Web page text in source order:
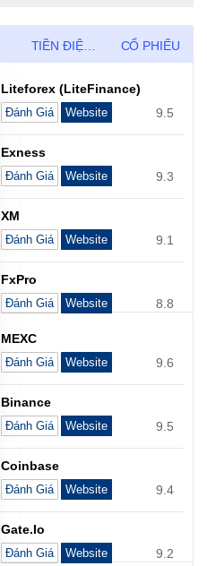
TIỀN ĐIỆN TỬ CỔ PHIẾU
Liteforex (LiteFinance)
Đánh Giá Website 9.5
Exness
Đánh Giá Website 9.3
XM
Đánh Giá Website 9.1
FxPro
Đánh Giá Website 8.8
MEXC
Đánh Giá Website 9.6
Binance
Đánh Giá Website 9.5
Coinbase
Đánh Giá Website 9.4
Gate.io
Đánh Giá Website 9.2